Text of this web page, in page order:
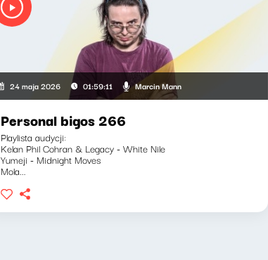
24 maja 2026 01:59:11 Marcin Mann
Personal bigos 266
Playlista audycji:
Kelan Phil Cohran & Legacy - White Nile
Yumeji - Midnight Moves
Mola...